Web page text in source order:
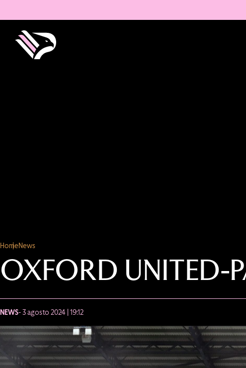
HomeNews
OXFORD UNITED-
NEWS- 3 agosto 2024 | 19:12